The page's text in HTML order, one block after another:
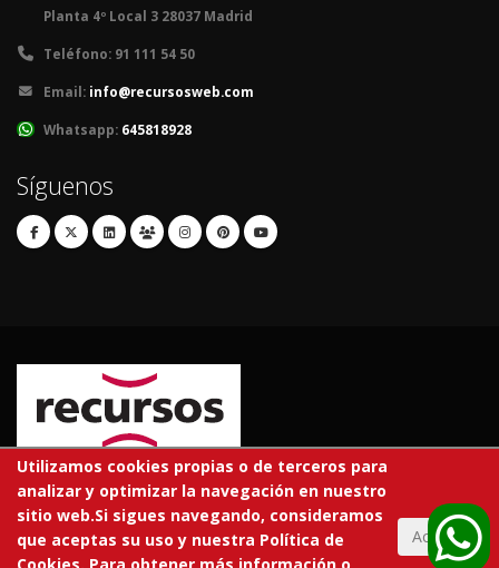
Planta 4º Local 3 28037 Madrid
Teléfono: 91 111 54 50
Email: info@recursosweb.com
Whatsapp: 645818928
Síguenos
© 2026 RECURSOS EDUCATIVOS S.L.
Todos los derechos reservados.
Utilizamos cookies propias o de terceros para
analizar y optimizar la navegación en nuestro
sitio web.Si sigues navegando, consideramos
que aceptas su uso y nuestra Política de
Aceptar